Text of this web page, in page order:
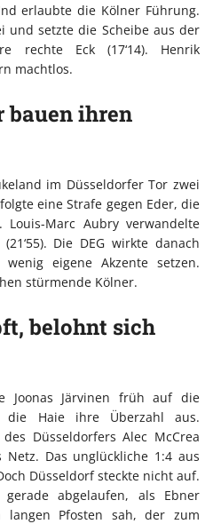
erlaubte die Kölner Führung.
und setzte die Scheibe aus der
rechte Eck (17‘14). Henrik
machtlos.
bauen ihren
im Düsseldorfer Tor zwei
eine Strafe gegen Eder, die
Marc Aubry verwandelte
Die DEG wirkte danach
eigene Akzente setzen.
stürmende Kölner.
belohnt sich
Joonas Järvinen früh auf die
die Haie ihre Überzahl aus.
Düsseldorfers Alec McCrea
Das unglückliche 1:4 aus
Düsseldorf steckte nicht auf.
abgelaufen, als Ebner
langen Pfosten sah, der zum